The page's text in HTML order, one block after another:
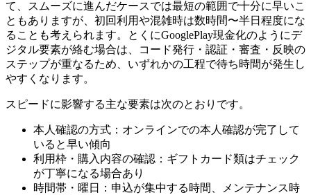
て、スムーズに進んだケースでは最短の範囲で十分に早いこ
ともありますが、初回利用や混雑時は数時間〜半日程度にな
ることも考えられます。とくにGooglePlay現金化のようにデ
ジタル要素が絡む場合は、コード発行・認証・審査・反映の
ステップが重なるため、いずれかの工程で待ち時間が発生し
やすくなります。
スピードに影響する主な要素は次のとおりです。
本人確認の方式：オンラインでの本人確認が完了して
いると早い傾向
利用枠・購入内容の確認：ギフトカード類はチェック
が丁寧になる場合あり
時間帯・曜日：申込が集中する時間、メンテナンス時